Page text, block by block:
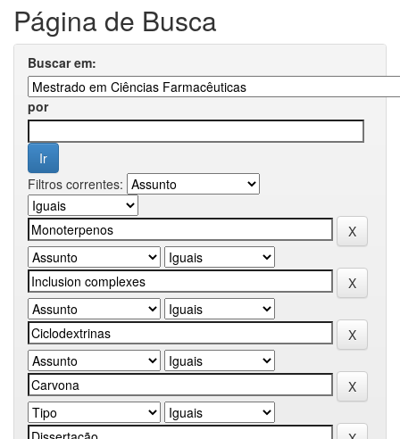
Página de Busca
Buscar em:
por
Filtros correntes: